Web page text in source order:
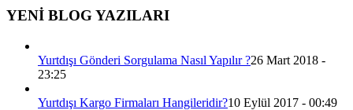
YENİ BLOG YAZILARI
Yurtdışı Gönderi Sorgulama Nasıl Yapılır ?26 Mart 2018 -
23:25
Yurtdışı Kargo Firmaları Hangileridir?10 Eylül 2017 - 00:49